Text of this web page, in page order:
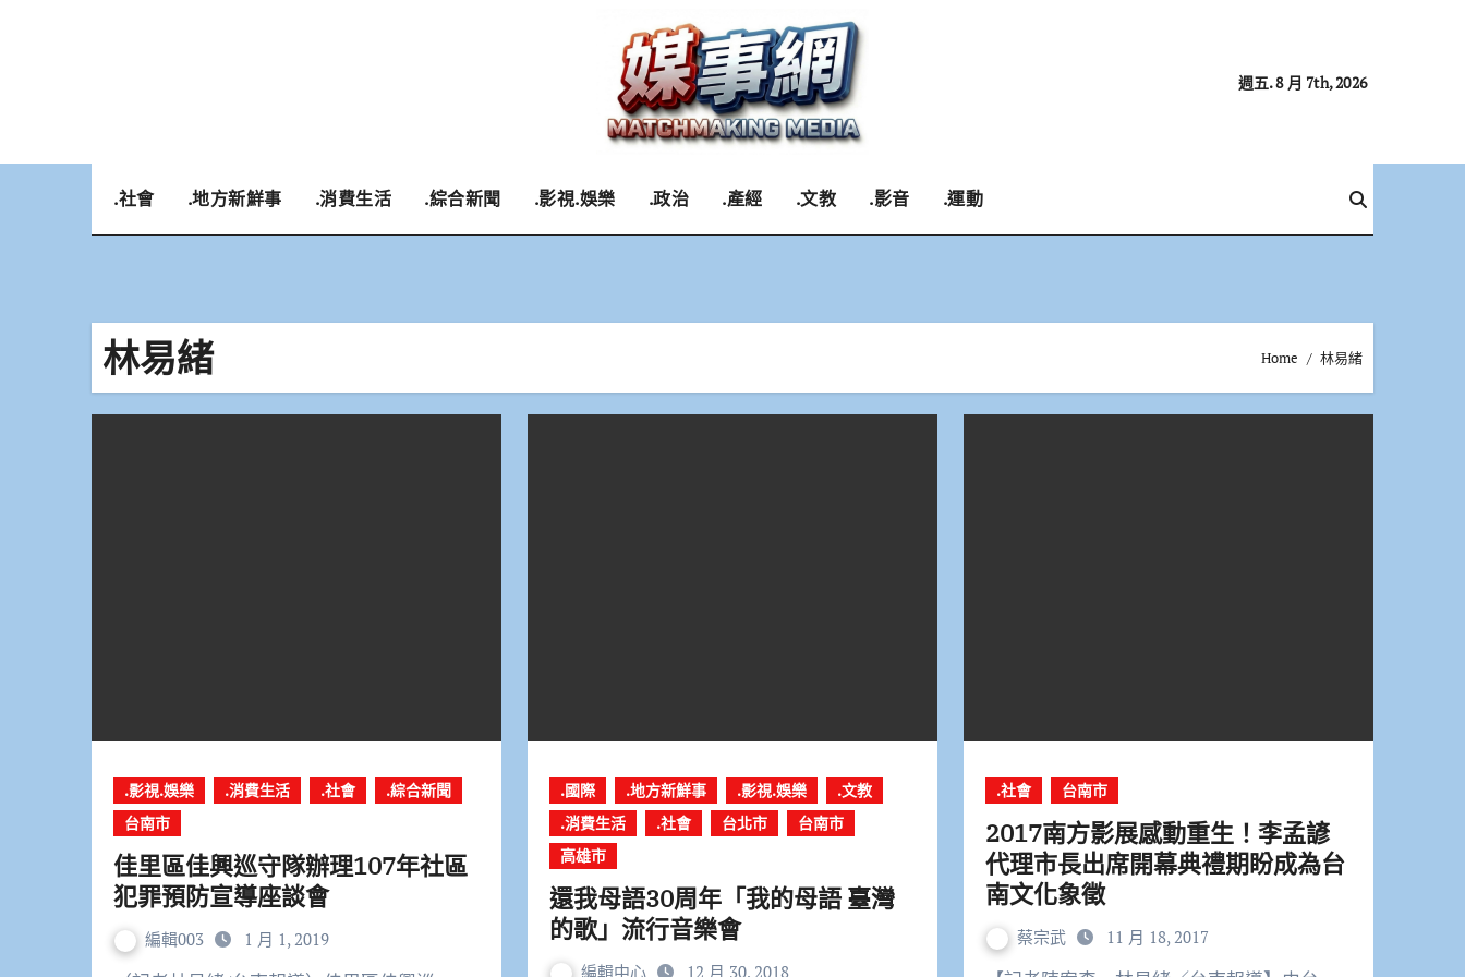
週五. 8 月 7th, 2026
.社會 .地方新鮮事 .消費生活 .綜合新聞 .影視.娛樂 .政治 .產經 .文教 .影音 .運動
林易緒 Home 林易緒
.影視.娛樂 .消費生活 .社會
.綜合新聞
台南市
佳里區佳興巡守隊辦理107年社區
犯罪預防宣導座談會
編輯003 1 月 1, 2019
.國際 .地方新鮮事 .影視.娛樂
.文教
.消費生活
.社會 台北市
台南市
高雄市
還我母語30周年「我的母語 臺灣
的歌」流行音樂會
編輯中心 12 月 30, 2018
.社會 台南市
2017南方影展感動重生！李孟諺
代理市長出席開幕典禮期盼成為台
南文化象徵
蔡宗武 11 月 18, 2017